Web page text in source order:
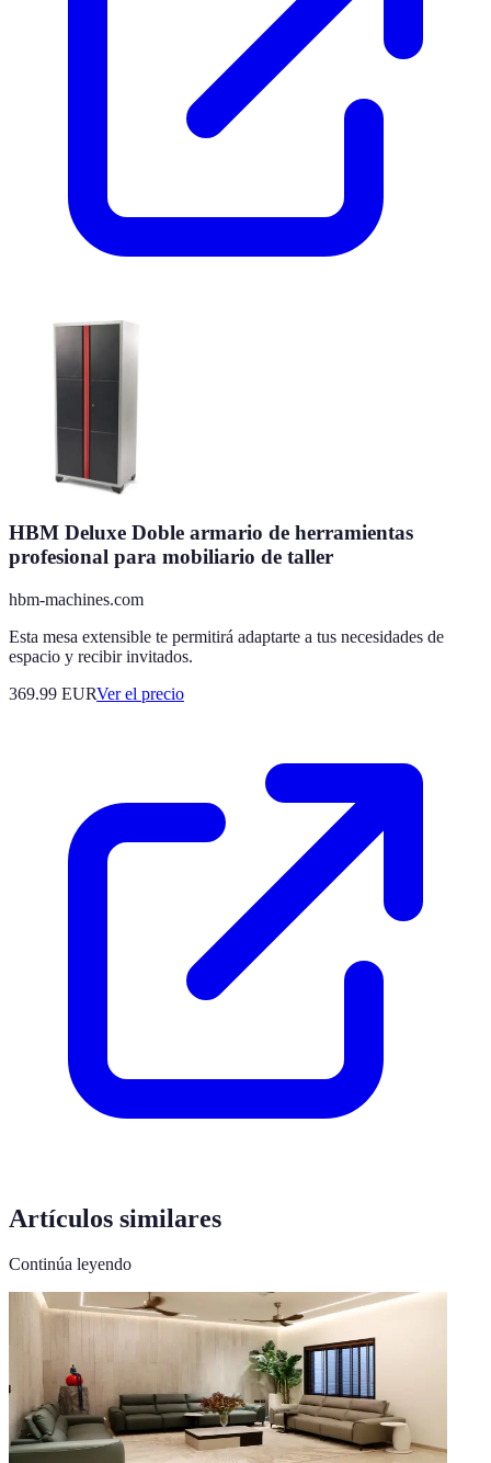
HBM Deluxe Doble armario de herramientas
profesional para mobiliario de taller
hbm-machines.com
Esta mesa extensible te permitirá adaptarte a tus necesidades de
espacio y recibir invitados.
369.99 EURVer el precio
Artículos similares
Continúa leyendo